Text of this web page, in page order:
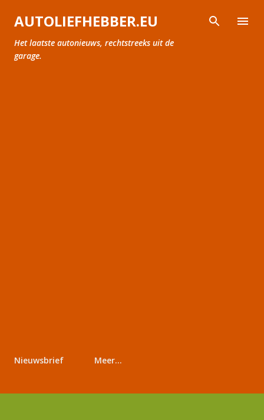
Doorgaan naar hoofdcontent
AUTOLIEFHEBBER.EU
Het laatste autonieuws, rechtstreeks uit de
garage.
Nieuwsbrief Meer…